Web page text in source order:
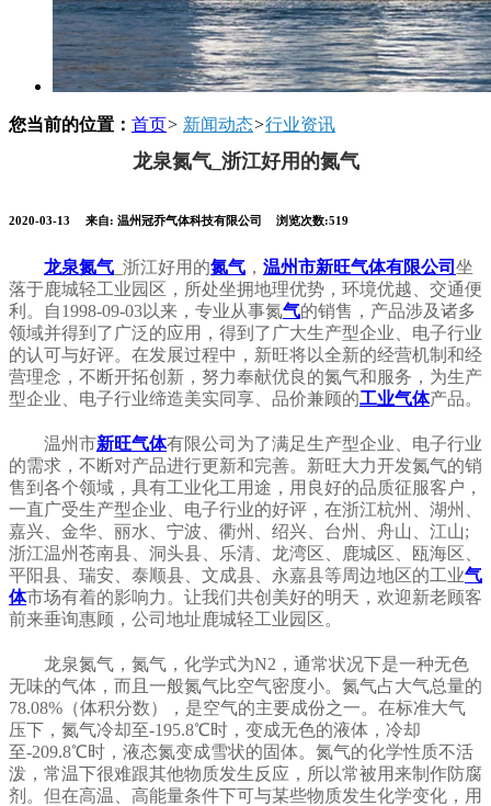
您当前的位置： 首页> 新闻动态>行业资讯
龙泉氮气_浙江好用的氮气
2020-03-13 来自: 温州冠乔气体科技有限公司 浏览次数:519
龙泉氮气 _浙江好用的氮气 ， 温州市新旺气体有限公司 坐
落于鹿城轻工业园区，所处坐拥地理优势，环境优越、交通便
利。自1998-09-03以来，专业从事氮气的销售，产品涉及诸多
领域并得到了广泛的应用，得到了广大生产型企业、电子行业
的认可与好评。在发展过程中，新旺将以全新的经营机制和经
营理念，不断开拓创新，努力奉献优良的氮气和服务，为生产
型企业、电子行业缔造美实同享、品价兼顾的工业气体产品。
温州市新旺气体有限公司为了满足生产型企业、电子行业
的需求，不断对产品进行更新和完善。新旺大力开发氮气的销
售到各个领域，具有工业化工用途，用良好的品质征服客户，
一直广受生产型企业、电子行业的好评，在浙江杭州、湖州、
嘉兴、金华、丽水、宁波、衢州、绍兴、台州、舟山、江山;
浙江温州苍南县、洞头县、乐清、龙湾区、鹿城区、瓯海区、
平阳县、瑞安、泰顺县、文成县、永嘉县等周边地区的工业气
体市场有着的影响力。让我们共创美好的明天，欢迎新老顾客
前来垂询惠顾，公司地址鹿城轻工业园区。
龙泉氮气，氮气，化学式为N2，通常状况下是一种无色
无味的气体，而且一般氮气比空气密度小。氮气占大气总量的
78.08%（体积分数），是空气的主要成份之一。在标准大气
压下，氮气冷却至-195.8℃时，变成无色的液体，冷却
至-209.8℃时，液态氮变成雪状的固体。氮气的化学性质不活
泼，常温下很难跟其他物质发生反应，所以常被用来制作防腐
剂。但在高温、高能量条件下可与某些物质发生化学变化，用